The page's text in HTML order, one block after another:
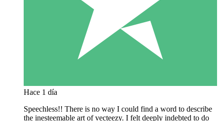
Hace 1 día
Speechless!! There is no way I could find a word to describe
the inesteemable art of vecteezy. I felt deeply indebted to do